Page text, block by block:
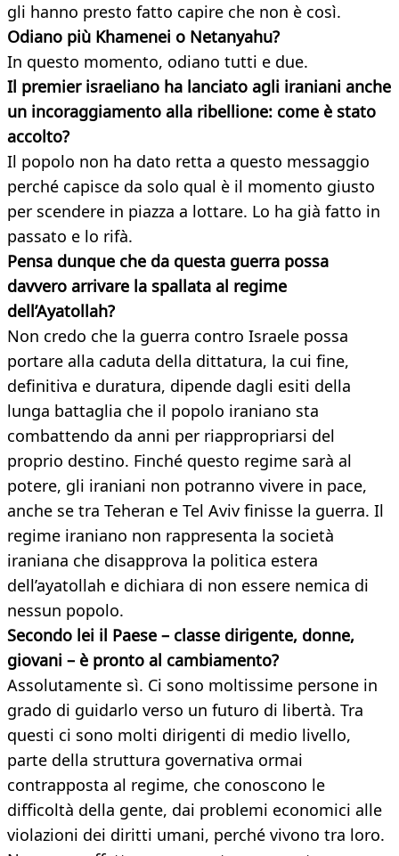
gli hanno presto fatto capire che non è così.
Odiano più Khamenei o Netanyahu?
In questo momento, odiano tutti e due.
Il premier israeliano ha lanciato agli iraniani anche
un incoraggiamento alla ribellione: come è stato
accolto?
Il popolo non ha dato retta a questo messaggio
perché capisce da solo qual è il momento giusto
per scendere in piazza a lottare. Lo ha già fatto in
passato e lo rifà.
Pensa dunque che da questa guerra possa
davvero arrivare la spallata al regime
dell’Ayatollah?
Non credo che la guerra contro Israele possa
portare alla caduta della dittatura, la cui fine,
definitiva e duratura, dipende dagli esiti della
lunga battaglia che il popolo iraniano sta
combattendo da anni per riappropriarsi del
proprio destino. Finché questo regime sarà al
potere, gli iraniani non potranno vivere in pace,
anche se tra Teheran e Tel Aviv finisse la guerra. Il
regime iraniano non rappresenta la società
iraniana che disapprova la politica estera
dell’ayatollah e dichiara di non essere nemica di
nessun popolo.
Secondo lei il Paese – classe dirigente, donne,
giovani – è pronto al cambiamento?
Assolutamente sì. Ci sono moltissime persone in
grado di guidarlo verso un futuro di libertà. Tra
questi ci sono molti dirigenti di medio livello,
parte della struttura governativa ormai
contrapposta al regime, che conoscono le
difficoltà della gente, dai problemi economici alle
violazioni dei diritti umani, perché vivono tra loro.